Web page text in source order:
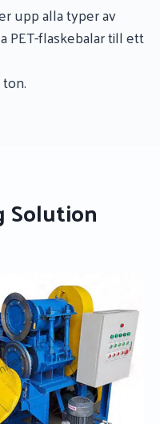
upp alla typer av
PET-flaskebalar till ett
Solution